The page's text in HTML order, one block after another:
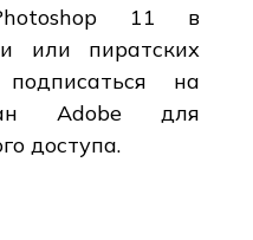
11 в
или пиратских
на
Adobe для
доступа.